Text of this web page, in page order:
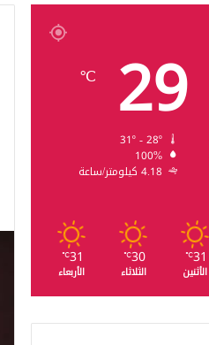
29
℃
100%
4.18 كيلومتر/ساعة
31
℃
الأثنين
30
℃
الثلاثاء
31
℃
الأربعاء